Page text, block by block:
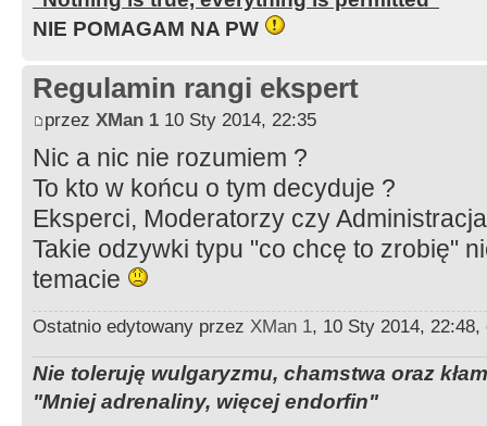
NIE POMAGAM NA PW
Regulamin rangi ekspert
przez XMan 1 10 Sty 2014, 22:35
Nic a nic nie rozumiem ?
To kto w końcu o tym decyduje ?
Eksperci, Moderatorzy czy
Takie odzywki typu "co chcę to zrobię"
temacie
Ostatnio edytowany przez XMan 1, 10 Sty 2014,
Nie toleruję wulgaryzmu, chamstwa oraz
"Mniej adrenaliny, więcej endorfin"